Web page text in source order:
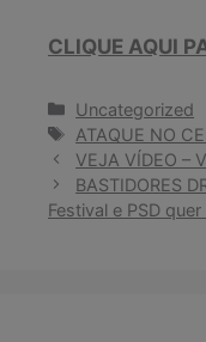
CLIQUE AQUI
Categorias
Uncategorized
Tags
ATAQUE NO
VEJA VÍDEO –
BASTIDORES
Festival e PSD